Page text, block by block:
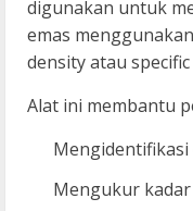
digunakan untuk
emas
density atau
Alat ini membantu
Mengidentifikasi
Mengukur